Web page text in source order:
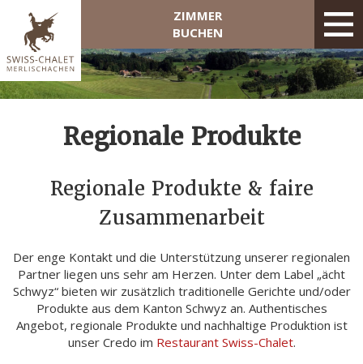
ZIMMER
BUCHEN
Regionale Produkte
Regionale Produkte & faire
Zusammenarbeit
Der enge Kontakt und die Unterstützung unserer regionalen
Partner liegen uns sehr am Herzen. Unter dem Label „ächt
Schwyz“ bieten wir zusätzlich traditionelle Gerichte und/oder
Produkte aus dem Kanton Schwyz an. Authentisches
Angebot, regionale Produkte und nachhaltige Produktion ist
unser Credo im Restaurant Swiss-Chalet.